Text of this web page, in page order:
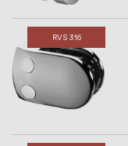
RVS 316